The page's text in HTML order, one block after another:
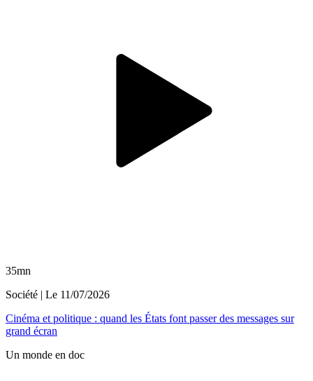
35mn
Société | Le 11/07/2026
Cinéma et politique : quand les États font passer des messages sur
grand écran
Un monde en doc